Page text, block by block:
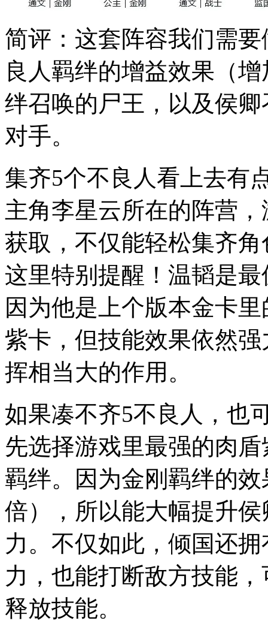
简评：这套阵容我们需
良人羁绊的增益效果（
绊召唤的尸王，以及侯
对手。
集齐5个不良人看上去有
主角李星云所在的阵营
获取，不仅能轻松集齐
这里特别提醒！温韬是
因为他是上个版本金卡
紫卡，但技能效果依然
挥相当大的作用。
如果凑不齐5不良人，也
先选择游戏里最强的肉
羁绊。因为金刚羁绊的
倍），所以能大幅提升
力。不仅如此，倾国还
力，也能打断敌方技能
释放技能。